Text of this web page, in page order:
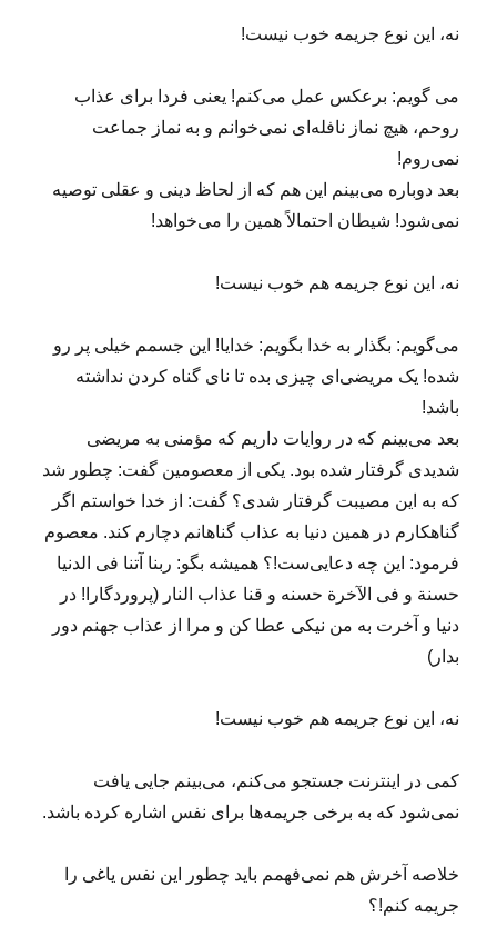
نه، این نوع جریمه خوب نیست!
می گویم: برعکس عمل می‌کنم! یعنی فردا برای عذاب
روحم، هیچ نماز نافله‌ای نمی‌خوانم و به نماز جماعت
نمی‌روم!
بعد دوباره می‌بینم این هم که از لحاظ دینی و عقلی توصیه
نمی‌شود! شیطان احتمالاً همین را می‌خواهد!
نه، این نوع جریمه هم خوب نیست!
می‌گویم: بگذار به خدا بگویم: خدایا! این جسمم خیلی پر رو
شده! یک مریضی‌ای چیزی بده تا نای گناه کردن نداشته
باشد!
بعد می‌بینم که در روایات داریم که مؤمنی به مریضی
شدیدی گرفتار شده بود. یکی از معصومین گفت: چطور شد
که به این مصیبت گرفتار شدی؟ گفت: از خدا خواستم اگر
گناهکارم در همین دنیا به عذاب گناهانم دچارم کند. معصوم
فرمود: این چه دعایی‌ست!؟ همیشه بگو: ربنا آتنا فی الدنیا
حسنة و فی الآخرة حسنه و قنا عذاب النار (پروردگارا! در
دنیا و آخرت به من نیکی عطا کن و مرا از عذاب جهنم دور
بدار)
نه، این نوع جریمه هم خوب نیست!
کمی در اینترنت جستجو می‌کنم، می‌بینم جایی یافت
نمی‌شود که به برخی جریمه‌ها برای نفس اشاره کرده باشد.
خلاصه آخرش هم نمی‌فهمم باید چطور این نفس یاغی را
جریمه کنم!؟